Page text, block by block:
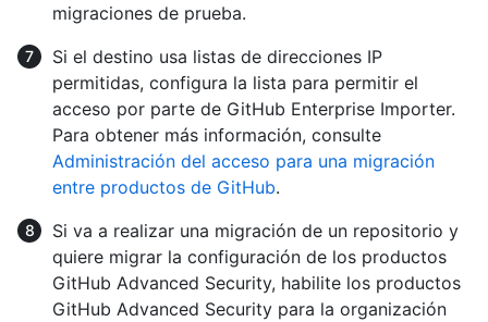
migraciones de prueba.
Si el destino usa listas de direcciones IP
permitidas, configura la lista para permitir el
acceso por parte de GitHub Enterprise Importer.
Para obtener más información, consulte
Administración del acceso para una migración
entre productos de GitHub.
Si va a realizar una migración de un repositorio y
quiere migrar la configuración de los productos
GitHub Advanced Security, habilite los productos
GitHub Advanced Security para la organización